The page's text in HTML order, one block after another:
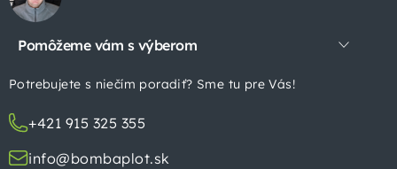
Pomôžeme vám s výberom
Potrebujete s niečím poradiť? Sme tu pre Vás!
+421 915 325 355
info@bombaplot.sk